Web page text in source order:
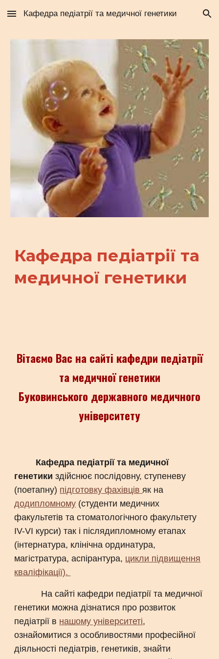
Skip to main content Skip to navigation
Кафедра педіатрії та медичної генетики
Кафедра педіатрії та
медичної генетики
Вітаємо Вас на сайті кафедри педіатрії
та медичної генетики
Буковинського державного медичного
університету
Кафедра педіатрії та медичної
генетикиздійснює послідовну, ступеневу
(поетапну) підготовку фахівців як на
додипломному (студенти медичних
факультетів та стоматологічного факультету
IV-VI курси) так і післядипломному етапах
(інтернатура, клінічна ординатура,
магістратура, аспірантура, цикли підвищення
кваліфікації).
На сайті кафедри педіатрії та медичної
генетики можна дізнатися про розвиток
педіатрії в нашому університеті,
ознайомитися з особливостями професійної
діяльності педіатрів, генетиків, знайти